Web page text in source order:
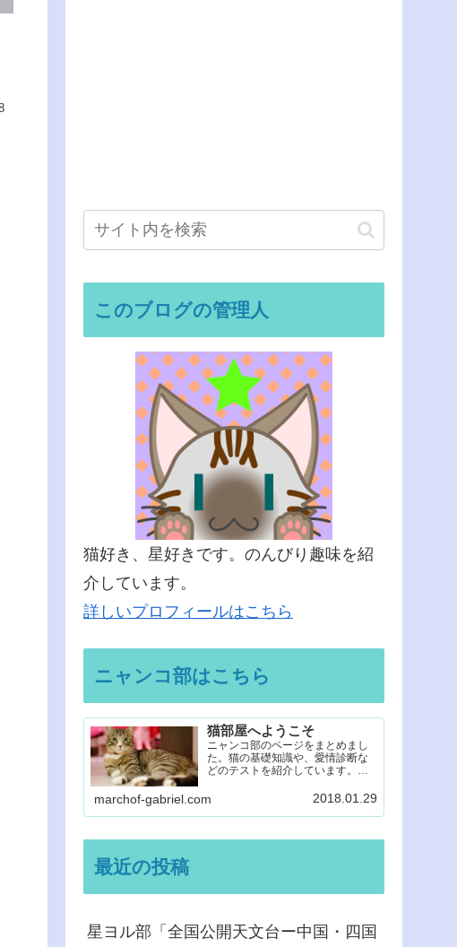
このブログの管理人
猫好き、星好きです。のんびり趣味を紹
介しています。
詳しいプロフィールはこちら
ニャンコ部はこちら
猫部屋へようこそ
ニャンコ部のページをまとめまし
た。猫の基礎知識や、愛情診断な
どのテストを紹介しています。楽
してください。
marchof-gabriel.com 2018.01.29
最近の投稿
星ヨル部「全国公開天文台ー中国・四国